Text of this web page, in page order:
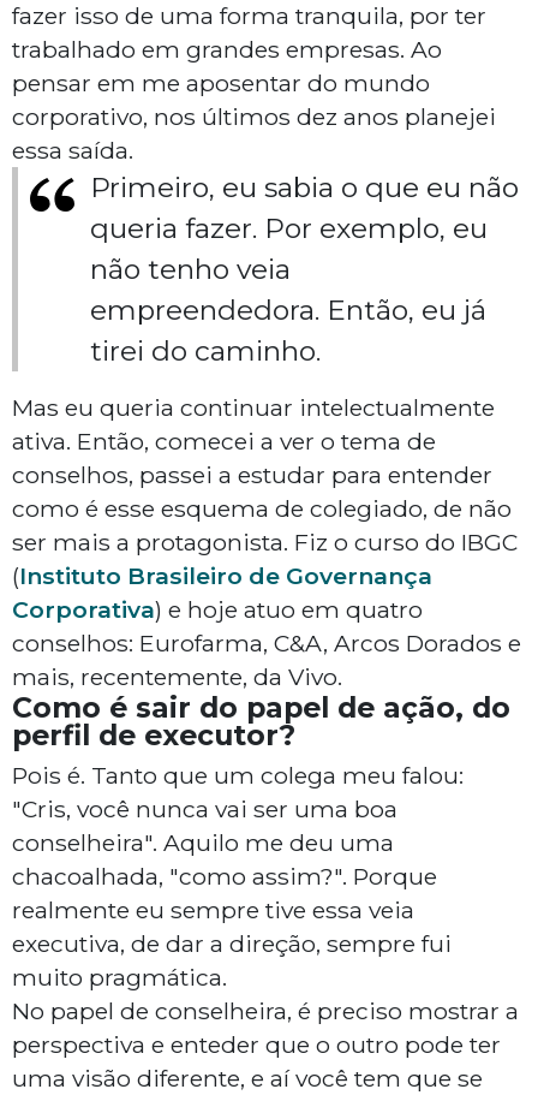
fazer isso de uma forma tranquila, por ter
trabalhado em grandes empresas. Ao
pensar em me aposentar do mundo
corporativo, nos últimos dez anos planejei
essa saída.
Primeiro, eu sabia o que eu não
queria fazer. Por exemplo, eu
não tenho veia
empreendedora. Então, eu já
tirei do caminho.
Mas eu queria continuar intelectualmente
ativa. Então, comecei a ver o tema de
conselhos, passei a estudar para entender
como é esse esquema de colegiado, de não
ser mais a protagonista. Fiz o curso do IBGC
(Instituto Brasileiro de Governança
Corporativa) e hoje atuo em quatro
conselhos: Eurofarma, C&A, Arcos Dorados e
mais, recentemente, da Vivo.
Como é sair do papel de ação, do
perfil de executor?
Pois é. Tanto que um colega meu falou:
"Cris, você nunca vai ser uma boa
conselheira". Aquilo me deu uma
chacoalhada, "como assim?". Porque
realmente eu sempre tive essa veia
executiva, de dar a direção, sempre fui
muito pragmática.
No papel de conselheira, é preciso mostrar a
perspectiva e enteder que o outro pode ter
uma visão diferente, e aí você tem que se